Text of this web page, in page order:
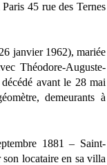
45 rue des Ternes
janvier 1962), mariée
Théodore-Auguste-
avant le 28 mai
demeurants à
1881 – Saint-
locataire en sa villa